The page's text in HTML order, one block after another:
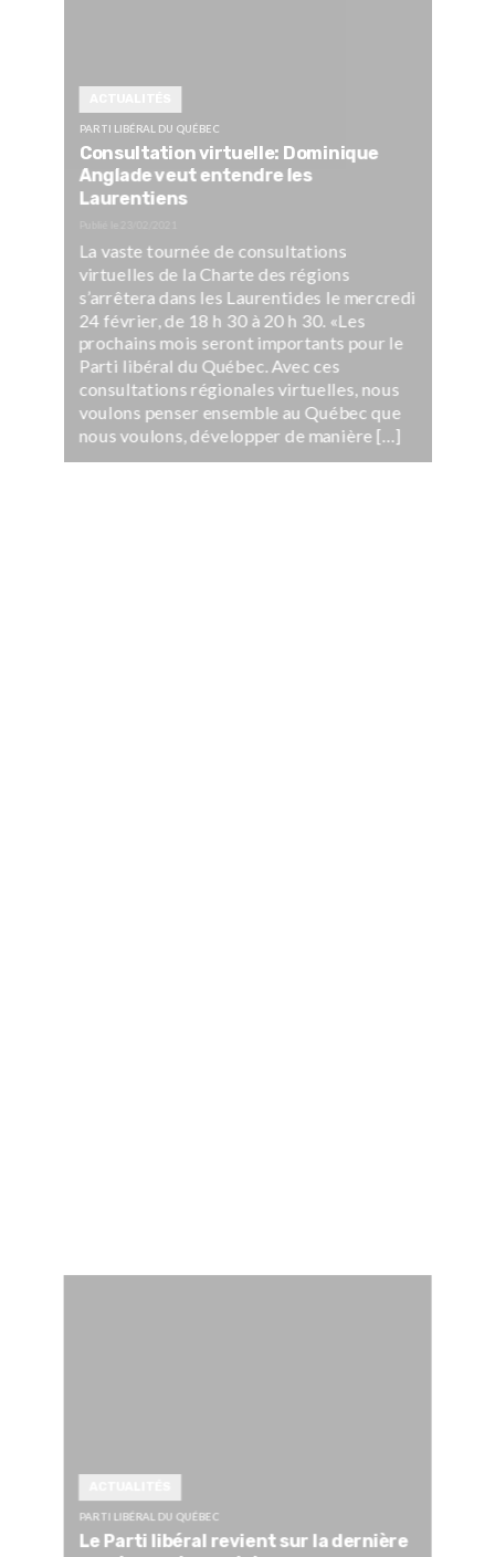
PARTI LIBÉRAL DU QUÉBEC
Consultation virtuelle: Dominique
Anglade veut entendre les
Laurentiens
La vaste tournée de consultations
virtuelles de la Charte des régions
s’arrêtera dans les Laurentides le mercredi
24 février, de 18 h 30 à 20 h 30. «Les
prochains mois seront importants pour le
Parti libéral du Québec. Avec ces
consultations régionales virtuelles, nous
voulons penser ensemble au Québec que
nous voulons, développer de manière […]
PARTI LIBÉRAL DU QUÉBEC
Le Parti libéral revient sur la dernière